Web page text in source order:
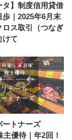
タ】制度信用貸借
歩｜2025年6月末
ロス取引（つなぎ
けて
ートナーズ
主優待｜年2回！